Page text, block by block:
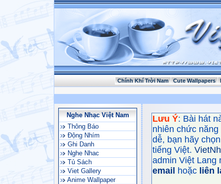
Chính Khí Trời Nam Cute Wallpapers
Nghe Nhạc Việt Nam
Thông Báo
Động Nhím
Ghi Danh
Nghe Nhac
Tủ Sách
Viet Gallery
Anime Wallpaper
Lưu Ý: Bài hát
nhiên chức
dễ, bạn hãy
tiếng Việt.
admin Việt Lang
email
hoặc liên